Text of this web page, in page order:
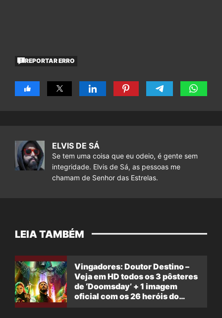
REPORTAR ERRO
ELVIS DE SÁ
Se tem uma coisa que eu odeio, é gente sem
integridade. Elvis de Sá, as pessoas me
chamam de Senhor das Estrelas.
LEIA TAMBÉM
Vingadores: Doutor Destino –
Veja em HD todos os 3 pôsteres
de ‘Doomsday’ + 1 imagem
oficial com os 26 heróis do